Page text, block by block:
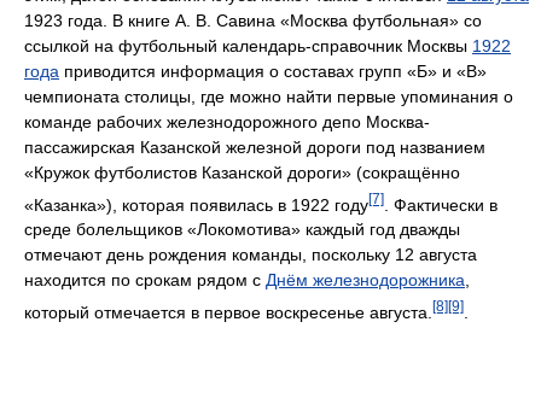
1923 года. В книге А. В. Савина «Москва футбольная» со
ссылкой на футбольный календарь-справочник Москвы 1922
года приводится информация о составах групп «Б» и «В»
чемпионата столицы, где можно найти первые упоминания о
команде рабочих железнодорожного депо Москва-
пассажирская Казанской железной дороги под названием
«Кружок футболистов Казанской дороги» (сокращённо
«Казанка»), которая появилась в 1922 году[7]
. Фактически в
среде болельщиков «Локомотива» каждый год дважды
отмечают день рождения команды, поскольку 12 августа
находится по срокам рядом с Днём железнодорожника,
который отмечается в первое воскресенье августа. [8] [9]